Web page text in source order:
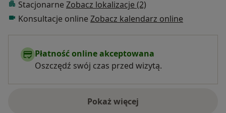
Stacjonarne Zobacz lokalizacje (2)
Konsultacje online Zobacz kalendarz online
Płatność online akceptowana
Oszczędź swój czas przed wizytą.
Pokaż więcejo doświadczeniu